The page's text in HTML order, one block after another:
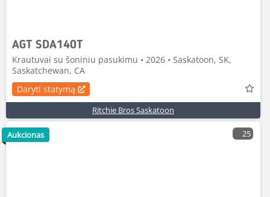
AGT SDA140T
Krautuvai su šoniniu pasukimu • 2026 • Saskatoon, SK,
Saskatchewan, CA
Daryti statymą
Ritchie Bros Saskatoon
25
Aukcionas